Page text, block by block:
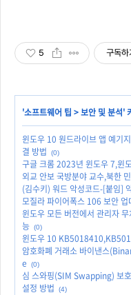
5 구독하
'소프트웨어 팁 >보안 및 분석'
윈도우 10 원드라이브 앱 예기
결 방법
(0)
구글 크롬 2023년 윈도우 7,윈
외교 안보 국방분야 교수,북한
(김수키) 워드 악성코드-[붙임]
모질라 파이어폭스 106 보안 업
윈도우 모든 버전에서 관리자
능 (0)
윈도우 10
암호화폐 거래소 바이낸스
e
(0)
심 스와핑(SIM Swapping) 보
설정 방법
(4)